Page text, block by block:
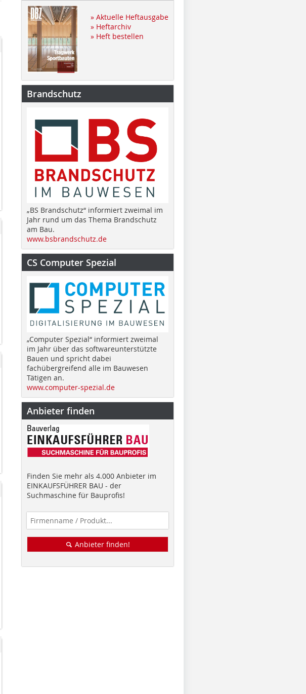
» Aktuelle Heftausgabe
» Heftarchiv
» Heft bestellen
Brandschutz
„BS Brandschutz“ informiert zweimal im
Jahr rund um das Thema Brandschutz
am Bau.
www.bsbrandschutz.de
CS Computer Spezial
„Computer Spezial“ informiert zweimal
im Jahr über das softwareunterstützte
Bauen und spricht dabei
fachübergreifend alle im Bauwesen
Tätigen an.
www.computer-spezial.de
Anbieter finden
Finden Sie mehr als 4.000 Anbieter im
EINKAUFSFÜHRER BAU - der
Suchmaschine für Bauprofis!
Anbieter finden!